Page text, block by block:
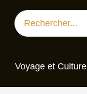
Search
for:
Voyage et Culture